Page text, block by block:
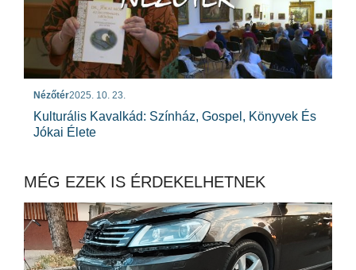
Nézőtér2025. 10. 23.
Kulturális Kavalkád: Színház, Gospel, Könyvek És
Jókai Élete
MÉG EZEK IS ÉRDEKELHETNEK